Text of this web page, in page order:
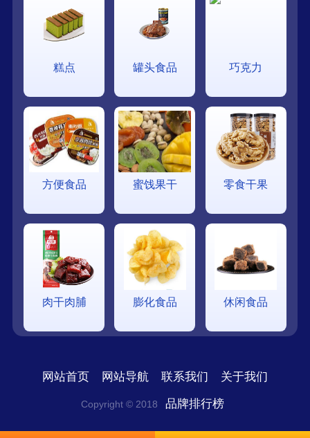
糕点 罐头食品 巧克力
方便食品 蜜饯果干 零食干果
肉干肉脯 膨化食品 休闲食品
网站首页 网站导航 联系我们 关于我们
Copyright © 2018 品牌排行榜